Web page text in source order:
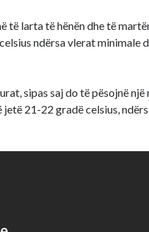
larta të hënën dhe të
ndërsa vlerat minimale
sipas saj do të pësojnë një
21-22 gradë celsius,